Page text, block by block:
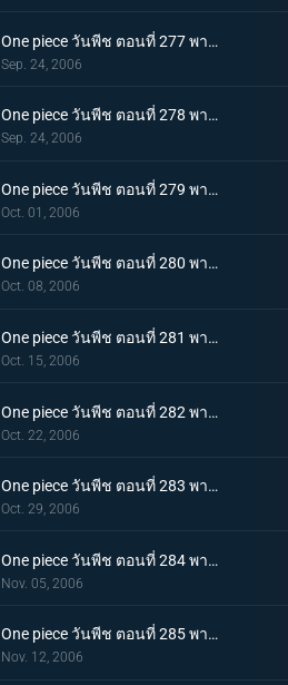
One piece วันพีช ตอนที่ 277 พากย์ไทย โศกนาฏกรรมของโอฮาร่า! ความหวาดหวั่นของบัสเตอร์คอล!
Sep. 24, 2006
One piece วันพีช ตอนที่ 278 พากย์ไทย พูดออกมาสิว่าอยากจะมีชีวิตอยู่! พวกเราคือพวกพ้อง!!
Sep. 24, 2006
One piece วันพีช ตอนที่ 279 พากย์ไทย กระโดดลงไป! ความรู้สึกของลูฟี่!!
Oct. 01, 2006
One piece วันพีช ตอนที่ 280 พากย์ไทย เส้นทางของลูกผู้ชาย! คำสัญญาของโซโลและความฝันของอุซป
Oct. 08, 2006
One piece วันพีช ตอนที่ 281 พากย์ไทย น้ำตาที่สานมิตรภาพของเพื่อนพ้อง! แผนที่โลกของนามิ
Oct. 15, 2006
One piece วันพีช ตอนที่ 282 พากย์ไทย บทบาทของชายผู้บริสุทธิ์! ซันจิ และ ช็อปเปอร์
Oct. 22, 2006
One piece วันพีช ตอนที่ 283 พากย์ไทย ทั้งหมดก็เพื่อพวกพ้อง! โรบิ้นในความมืด!
Oct. 29, 2006
One piece วันพีช ตอนที่ 284 พากย์ไทย ไม่เชื่อมั่นในแบบแปลน! การตัดสินใจของแฟรงกี้!
Nov. 05, 2006
One piece วันพีช ตอนที่ 285 พากย์ไทย ชิงกุญแจทั้ง 5 ดอก! กลุ่มหมวกฟางปะทะ CP9
Nov. 12, 2006